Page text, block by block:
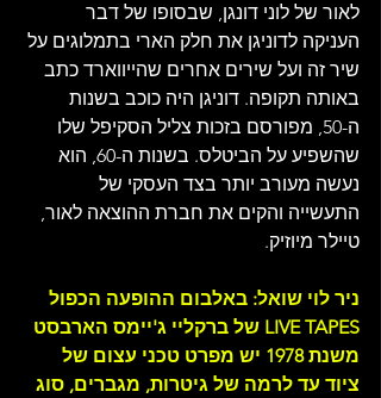
לאור של לוני דונגן, שבסופו של דבר
העניקה לדוניגן את חלק הארי בתמלוגים על
שיר זה ועל שירים אחרים שהייווארד כתב
באותה תקופה. דוניגן היה כוכב בשנות
ה-50, מפורסם בזכות צליל הסקיפל שלו
שהשפיע על הביטלס. בשנות ה-60, הוא
נעשה מעורב יותר בצד העסקי של
התעשייה והקים את חברת ההוצאה לאור,
טיילר מיוזיק.
ניר לוי שואל: באלבום ההופעה הכפול
LIVE TAPES של ברקליי ג'יימס הארבסט
משנת 1978 יש מפרט טכני עצום של
ציוד עד לרמה של גיטרות, מגברים, סוג